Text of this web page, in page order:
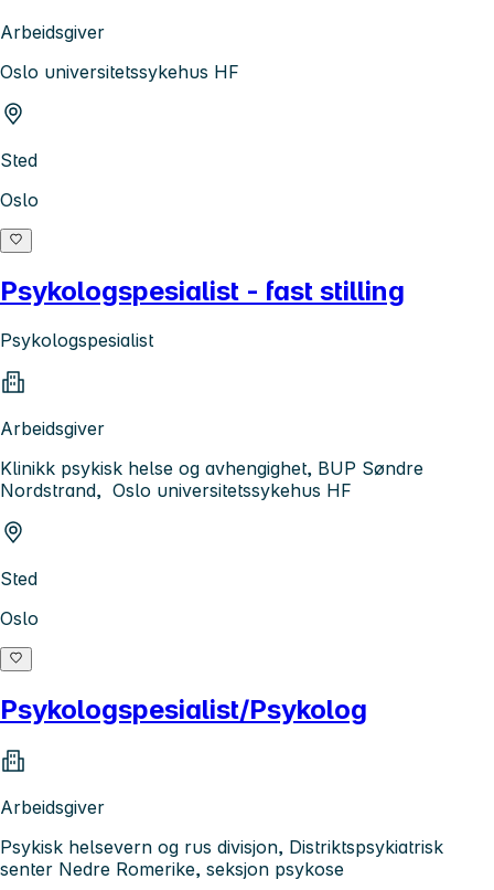
Arbeidsgiver
Oslo universitetssykehus HF
Sted
Oslo
Psykologspesialist - fast stilling
Psykologspesialist
Arbeidsgiver
Klinikk psykisk helse og avhengighet, BUP Søndre
Nordstrand, Oslo universitetssykehus HF
Sted
Oslo
Psykologspesialist/Psykolog
Arbeidsgiver
Psykisk helsevern og rus divisjon, Distriktspsykiatrisk
senter Nedre Romerike, seksjon psykose